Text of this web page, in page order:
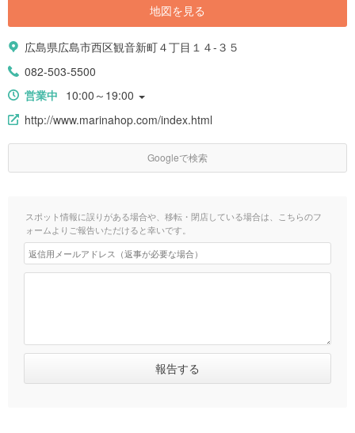
地図を見る
広島県広島市西区観音新町４丁目１４-３５
082-503-5500
営業中 10:00～19:00
http://www.marinahop.com/index.html
Googleで検索
スポット情報に誤りがある場合や、移転・閉店している場合は、こちらのフ
ォームよりご報告いただけると幸いです。